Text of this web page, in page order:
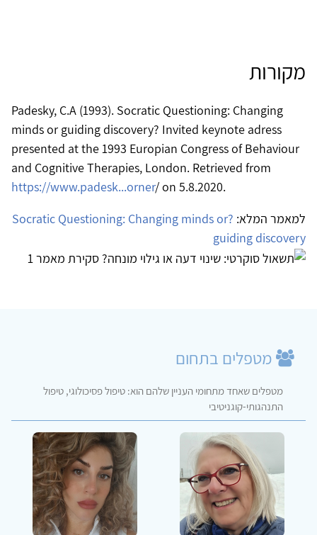
מקורות
Padesky, C.A (1993). Socratic Questioning: Changing
minds or guiding discovery? Invited keynote adress
presented at the 1993 Europian Congress of Behaviour
and Cognitive Therapies, London. Retrieved from
https://www.padesk...orner/ on 5.8.2020.
למאמר המלא:​​​​​​​ ?Socratic Questioning: Changing minds or
guiding discovery
מטפלים בתחום
מטפלים שאחד מתחומי העניין שלהם הוא: טיפול פסיכולוגי, טיפול
התנהגותי-קוגניטיבי